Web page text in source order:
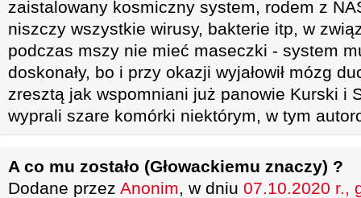
zaistalowany kosmiczny system, rodem z
niszczy wszystkie wirusy, bakterie itp, w
podczas mszy nie mieć maseczki - system
doskonały, bo i przy okazji wyjałowił mózg
zresztą jak wspomniani już panowie Kurski i
wyprali szare komórki niektórym, w tym
A co mu zostało (Głowackiemu znaczy) ?
Dodane przez Anonim, w dniu 07.10.2020 r.,